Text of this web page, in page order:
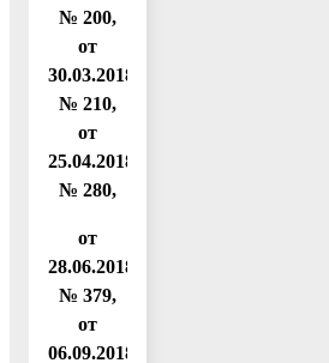
№ 200,
от
30.03.2018
№ 210,
от
25.04.2018
№ 280,
от
28.06.2018
№ 379,
от
06.09.2018